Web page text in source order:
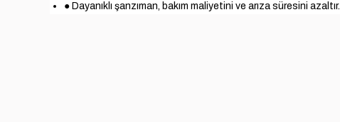
● Dayanıklı şanzıman, bakım maliyetini ve arıza süresini azaltır.